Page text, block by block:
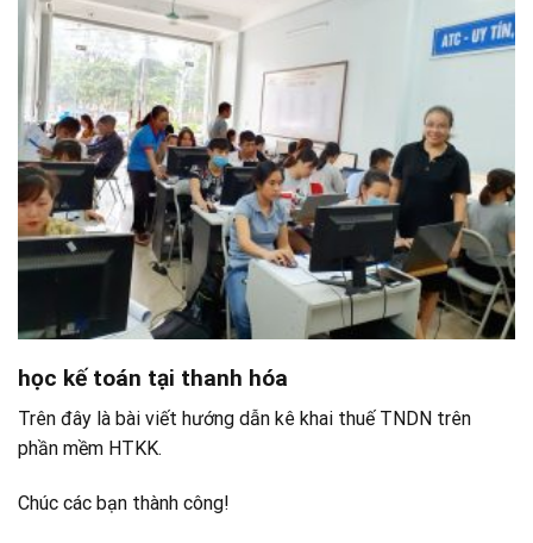
học kế toán tại thanh hóa
Trên đây là bài viết hướng dẫn kê khai thuế TNDN trên
phần mềm HTKK.
Chúc các bạn thành công!